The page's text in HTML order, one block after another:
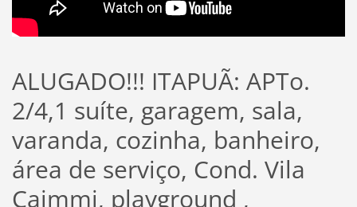
ALUGADO!!! ITAPUÃ: APTo.
2/4,1 suíte, garagem, sala,
varanda, cozinha, banheiro,
área de serviço, Cond. Vila
Caimmi, playground ,